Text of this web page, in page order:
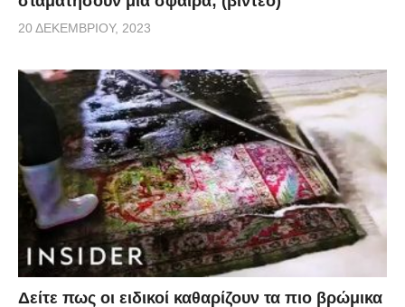
20 ΔΕΚΕΜΒΡΊΟΥ, 2023
Δείτε πως οι ειδικοί καθαρίζουν τα πιο βρώμικα